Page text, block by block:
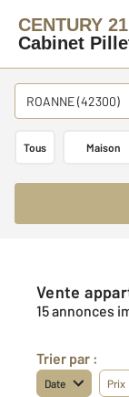
CENTURY 21
Cabinet
ROANNE (42300)
Tous Maison
Vente
15 annonces
Trier par :
Date Prix